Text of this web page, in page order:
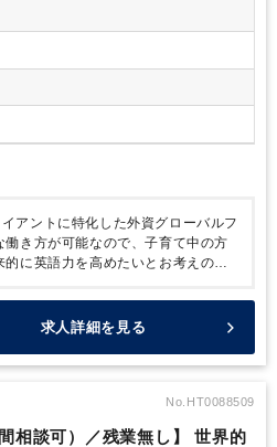
アントに特化した外資グローバルフ
働き方が可能なので、子育て中の方
的に英語力を高めたいとお考えの税
ある方も大歓迎です！時給は1,900
判断致します。 正社員化をお考え
求人詳細を見る
No.HT0088509
相談可）／残業無し】 世界的